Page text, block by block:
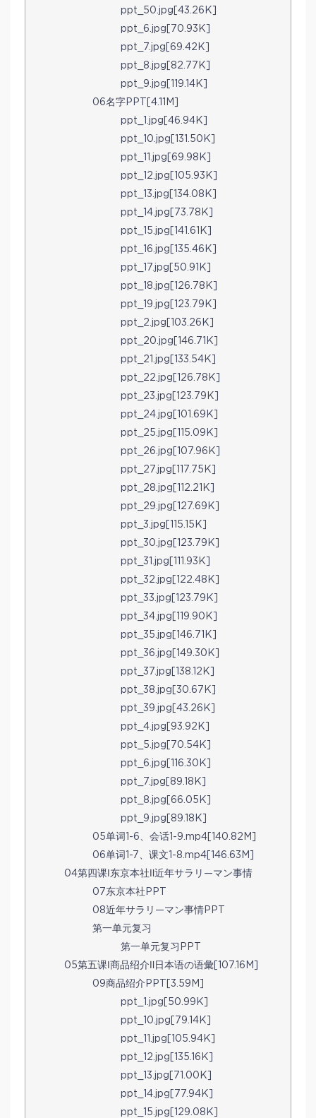
ppt_50.jpg[43.26K]
ppt_6.jpg[70.93K]
ppt_7.jpg[69.42K]
ppt_8.jpg[82.77K]
ppt_9.jpg[119.14K]
06名字PPT[4.11M]
ppt_1.jpg[46.94K]
ppt_10.jpg[131.50K]
ppt_11.jpg[69.98K]
ppt_12.jpg[105.93K]
ppt_13.jpg[134.08K]
ppt_14.jpg[73.78K]
ppt_15.jpg[141.61K]
ppt_16.jpg[135.46K]
ppt_17.jpg[50.91K]
ppt_18.jpg[126.78K]
ppt_19.jpg[123.79K]
ppt_2.jpg[103.26K]
ppt_20.jpg[146.71K]
ppt_21.jpg[133.54K]
ppt_22.jpg[126.78K]
ppt_23.jpg[123.79K]
ppt_24.jpg[101.69K]
ppt_25.jpg[115.09K]
ppt_26.jpg[107.96K]
ppt_27.jpg[117.75K]
ppt_28.jpg[112.21K]
ppt_29.jpg[127.69K]
ppt_3.jpg[115.15K]
ppt_30.jpg[123.79K]
ppt_31.jpg[111.93K]
ppt_32.jpg[122.48K]
ppt_33.jpg[123.79K]
ppt_34.jpg[119.90K]
ppt_35.jpg[146.71K]
ppt_36.jpg[149.30K]
ppt_37.jpg[138.12K]
ppt_38.jpg[30.67K]
ppt_39.jpg[43.26K]
ppt_4.jpg[93.92K]
ppt_5.jpg[70.54K]
ppt_6.jpg[116.30K]
ppt_7.jpg[89.18K]
ppt_8.jpg[66.05K]
ppt_9.jpg[89.18K]
05单词1-6、会话1-9.mp4[140.82M]
06单词1-7、课文1-8.mp4[146.63M]
04第四课Ⅰ东京本社Ⅱ近年サラリ—マン事情
07东京本社PPT
08近年サラリ—マン事情PPT
第一单元复习
第一单元复习PPT
05第五课Ⅰ商品绍介Ⅱ日本语の语彙[107.16M]
09商品绍介PPT[3.59M]
ppt_1.jpg[50.99K]
ppt_10.jpg[79.14K]
ppt_11.jpg[105.94K]
ppt_12.jpg[135.16K]
ppt_13.jpg[71.00K]
ppt_14.jpg[77.94K]
ppt_15.jpg[129.08K]